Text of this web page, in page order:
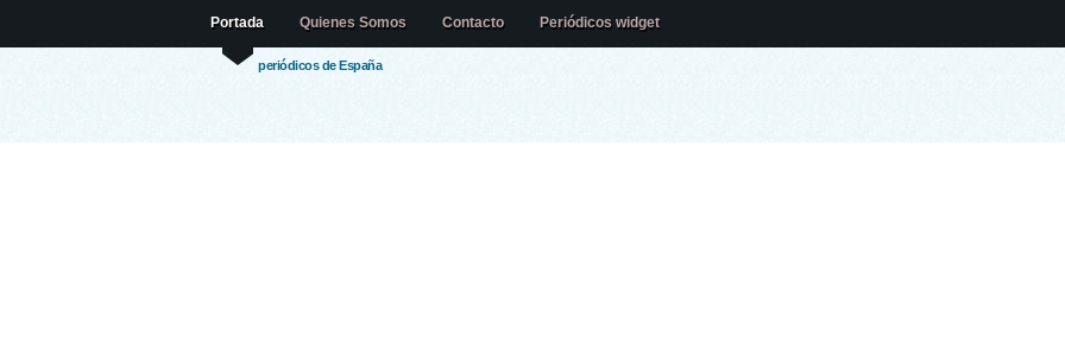
periódicos de España
Portada Quienes Somos Contacto Periódicos widget